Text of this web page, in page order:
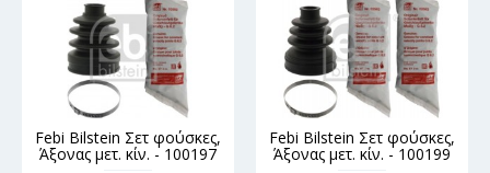
Febi Bilstein Σετ φούσκες,
Άξονας μετ. κίν. - 100197
Febi Bilstein Σετ φούσκες,
Άξονας μετ. κίν. - 100199